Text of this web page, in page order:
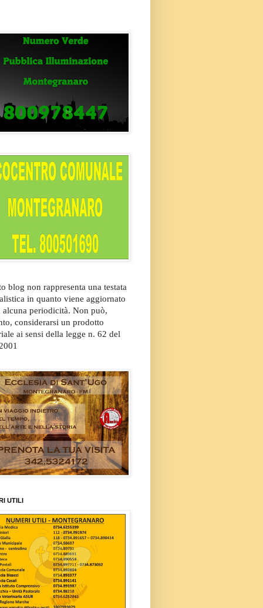
blog non rappresenta una testata
in quanto viene aggiornato
alcuna periodicità. Non può,
considerarsi un prodotto
ai sensi della legge n. 62 del
UTILI